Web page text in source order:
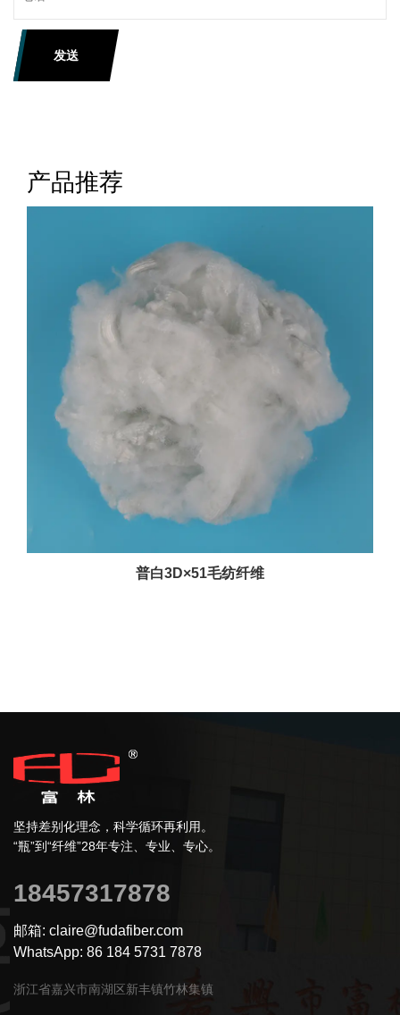
发送
产品推荐
普白3D×51毛纺纤维
坚持差别化理念，科学循环再利用。
“瓶”到“纤维”28年专注、专业、专心。
18457317878
邮箱: claire@fudafiber.com
WhatsApp: 86 184 5731 7878
浙江省嘉兴市南湖区新丰镇竹林集镇